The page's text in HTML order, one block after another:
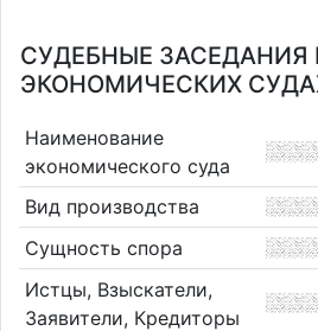
СУДЕБНЫЕ ЗАСЕДАНИЯ
ЭКОНОМИЧЕСКИХ
Наименование
экономического суда
Вид производства
Сущность спора
Истцы, Взыскатели,
Заявители, Кредиторы